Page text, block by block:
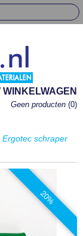
WINKELWAGEN
Geen producten (0)
Ergotec schraper
20%